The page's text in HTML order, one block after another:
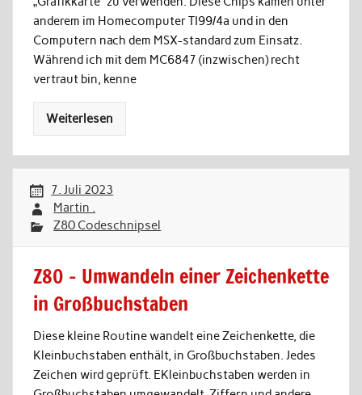
anderem im Homecomputer TI99/4a und in den
Computern nach dem MSX-standard zum Einsatz.
Während ich mit dem MC6847 (inzwischen) recht
vertraut bin, kenne
Weiterlesen
7. Juli 2023
Martin .
Z80 Codeschnipsel
Z80 – Umwandeln einer Zeichenkette
in Großbuchstaben
Diese kleine Routine wandelt eine Zeichenkette, die
Kleinbuchstaben enthält, in Großbuchstaben. Jedes
Zeichen wird geprüft. EKleinbuchstaben werden in